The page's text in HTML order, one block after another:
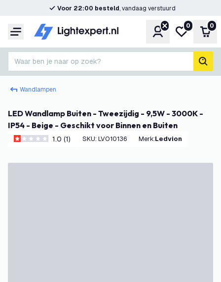
Voor 22:00 besteld, vandaag verstuurd
Menu Account
Mijn
0 0
Waar ben je naar op zoek?
Wandlampen
LED Wandlamp Buiten - Tweezijdig - 9,5W - 3000K -
IP54 - Beige - Geschikt voor Binnen en Buiten
1 score sterren1.0 (1) SKU: LVO10136 Merk: Ledvion